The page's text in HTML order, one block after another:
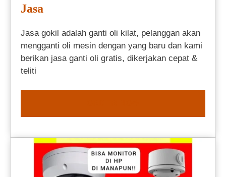
Jasa
Jasa gokil adalah ganti oli kilat, pelanggan akan
mengganti oli mesin dengan yang baru dan kami
berikan jasa ganti oli gratis, dikerjakan cepat &
teliti